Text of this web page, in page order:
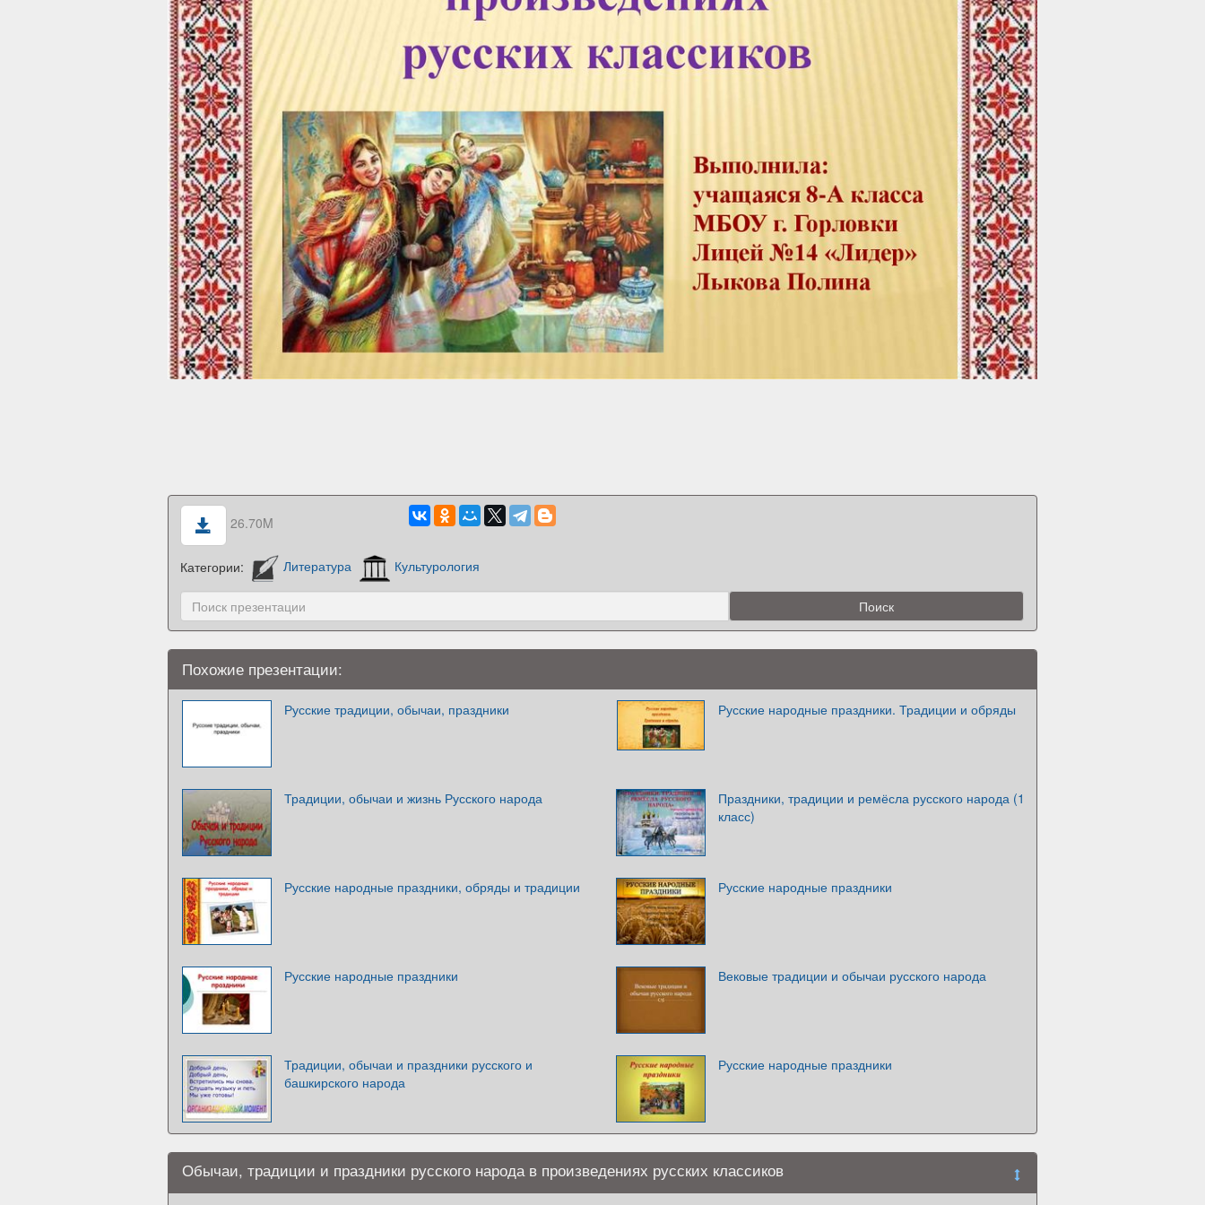
26.70M
Категории: Литература Культурология
Похожие презентации:
Русские традиции, обычаи, праздники Русские народные праздники. Традиции и обряды
Традиции, обычаи и жизнь Русского народа
Праздники, традиции и ремёсла русского народа (1
класс)
Русские народные праздники, обряды и традиции Русские народные праздники
Русские народные праздники Вековые традиции и обычаи русского народа
Традиции, обычаи и праздники русского и
башкирского народа
Русские народные праздники
Обычаи, традиции и праздники русского народа в произведениях русских классиков